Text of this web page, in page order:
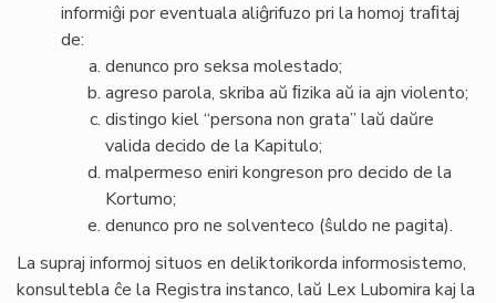
informiĝi por eventuala aliĝrifuzo pri la homoj traﬁtaj
de:
denunco pro seksa molestado;
agreso parola, skriba aŭ ﬁzika aŭ ia ajn violento;
distingo kiel “persona non grata” laŭ daŭre
valida decido de la Kapitulo;
malpermeso eniri kongreson pro decido de la
Kortumo;
denunco pro ne solventeco (ŝuldo ne pagita).
La supraj informoj situos en deliktorikorda informosistemo,
konsultebla ĉe la Registra instanco, laŭ Lex Lubomira kaj la